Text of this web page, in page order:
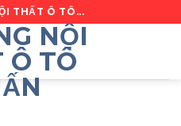
THẤT Ô TÔ...